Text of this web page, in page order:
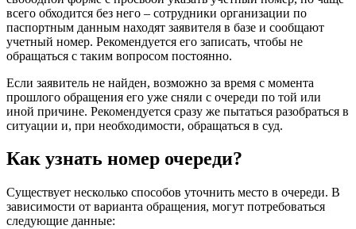
всего обходится без него – сотрудники организации по
паспортным данным находят заявителя в базе и сообщают
учетный номер. Рекомендуется его записать, чтобы не
обращаться с таким вопросом постоянно.
Если заявитель не найден, возможно за время с момента
прошлого обращения его уже сняли с очереди по той или
иной причине. Рекомендуется сразу же пытаться разобраться в
ситуации и, при необходимости, обращаться в суд.
Как узнать номер очереди?
Существует несколько способов уточнить место в очереди. В
зависимости от варианта обращения, могут потребоваться
следующие данные: